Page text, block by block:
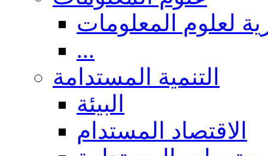
لعلوم المعلومات
...
التنمية المستدامة
البيئة
الاقتصاد المستدام